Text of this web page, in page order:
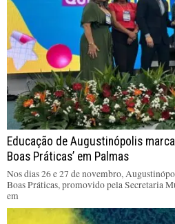
Educação de Augustinópolis
Boas Práticas’ em Palmas
Nos dias 26 e 27 de novembro,
Boas Práticas, promovido pela Secretaria
em